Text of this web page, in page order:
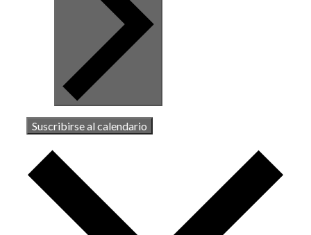
Suscribirse al calendario